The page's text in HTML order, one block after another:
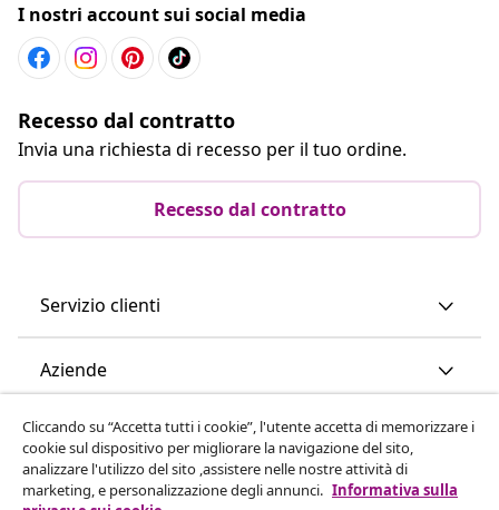
I nostri account sui social media
Recesso dal contratto
Invia una richiesta di recesso per il tuo ordine.
Recesso dal contratto
Servizio clienti
Aziende
vidaXL
Scopri di più
Cliccando su “Accetta tutti i cookie”, l'utente accetta di memorizzare i
cookie sul dispositivo per migliorare la navigazione del sito,
analizzare l'utilizzo del sito ,assistere nelle nostre attività di
marketing, e personalizzazione degli annunci. Informativa sulla